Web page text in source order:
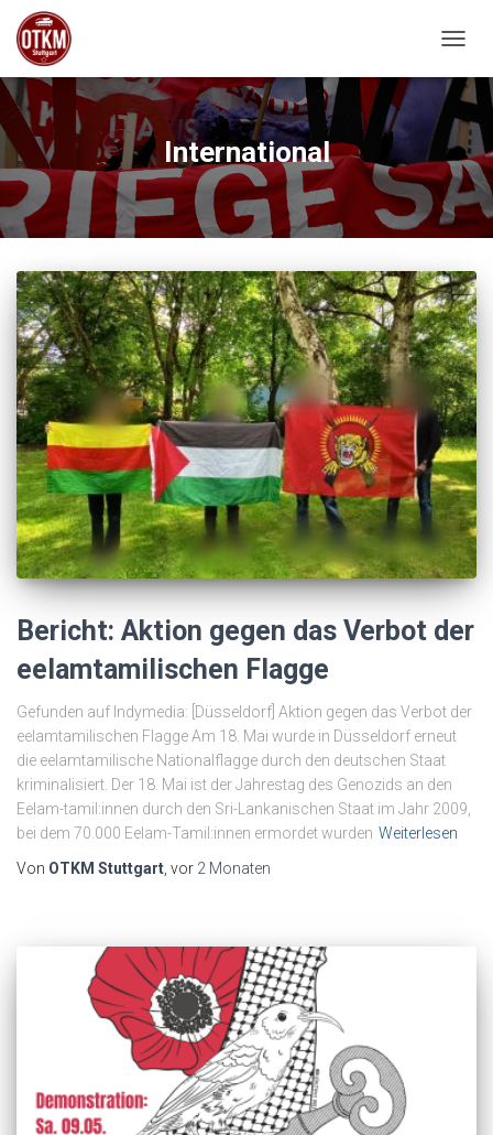
International
Bericht: Aktion gegen das Verbot der
eelamtamilischen Flagge
Gefunden auf Indymedia: [Düsseldorf] Aktion gegen das Verbot der
eelamtamilischen Flagge Am 18. Mai wurde in Düsseldorf erneut
die eelamtamilische Nationalflagge durch den deutschen Staat
kriminalisiert. Der 18. Mai ist der Jahrestag des Genozids an den
Eelam-tamil:innen durch den Sri-Lankanischen Staat im Jahr 2009,
bei dem 70.000 Eelam-Tamil:innen ermordet wurden Weiterlesen
Von OTKM Stuttgart , vor 2 Monaten